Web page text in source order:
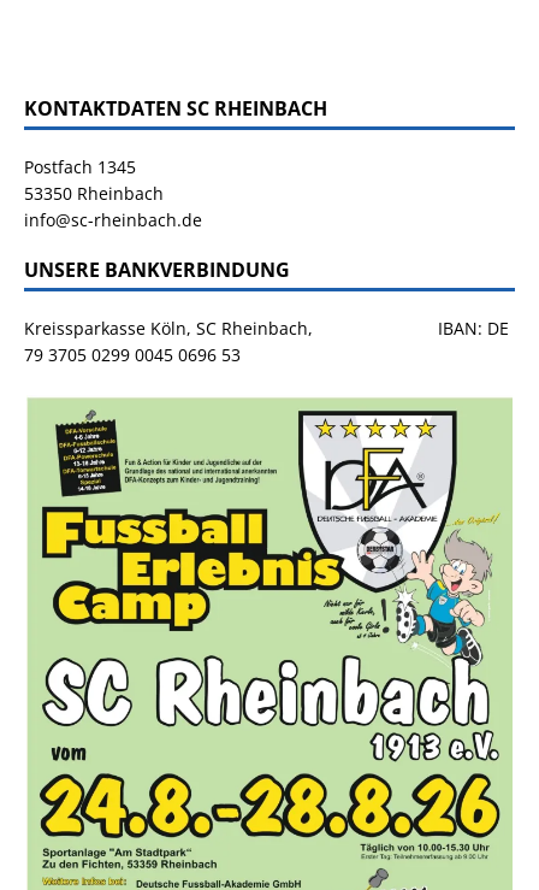
KONTAKTDATEN SC RHEINBACH
Postfach 1345
53350 Rheinbach
info@sc-rheinbach.de
UNSERE BANKVERBINDUNG
Kreissparkasse Köln, SC Rheinbach, IBAN: DE
79 3705 0299 0045 0696 53